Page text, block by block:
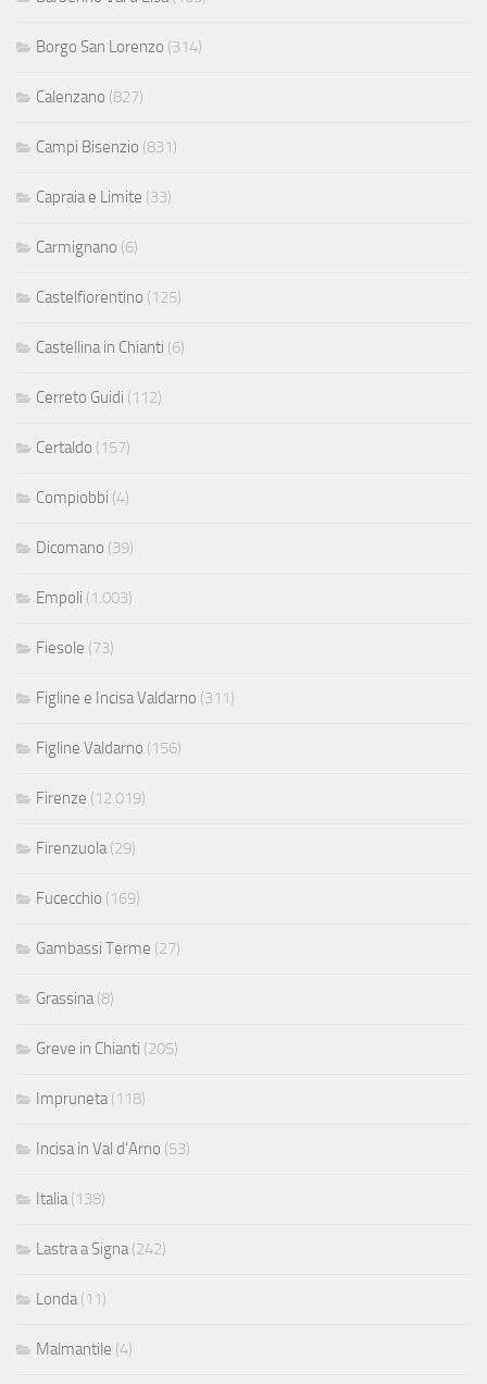
Borgo San Lorenzo (314)
Calenzano (827)
Campi Bisenzio (831)
Capraia e Limite (33)
Carmignano (6)
Castelfiorentino (125)
Castellina in Chianti (6)
Cerreto Guidi (112)
Certaldo (157)
Compiobbi (4)
Dicomano (39)
Empoli (1.003)
Fiesole (73)
Figline e Incisa Valdarno (311)
Figline Valdarno (156)
Firenze (12.019)
Firenzuola(29)
Fucecchio (169)
Gambassi Terme (27)
Grassina(8)
Greve in Chianti (205)
Impruneta(118)
Incisa in Val d'Arno (53)
Italia(138)
Lastra a Signa(242)
Londa(11)
Malmantile (4)